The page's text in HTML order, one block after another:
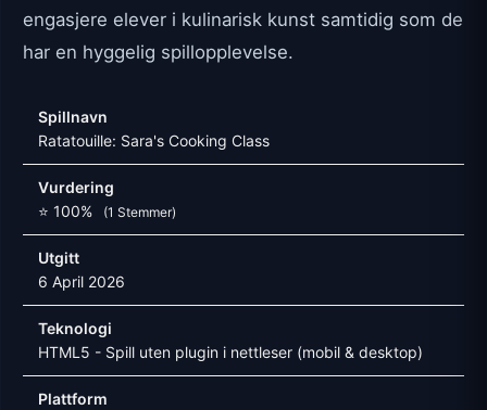
engasjere elever i kulinarisk kunst samtidig som de
har en hyggelig spillopplevelse.
Spillnavn
Ratatouille: Sara's Cooking Class
Vurdering
⭐ 100%
(1 Stemmer)
Utgitt
6 April 2026
Teknologi
HTML5 - Spill uten plugin i nettleser (mobil & desktop)
Plattform